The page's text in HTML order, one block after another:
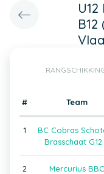
# Team
1
BC Cobras
Brasschaat G12
2
Mercurius BBC